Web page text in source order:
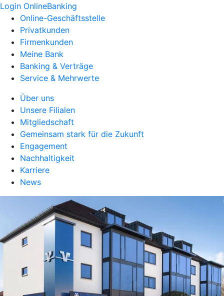
Login OnlineBanking
Online-Geschäftsstelle
Privatkunden
Firmenkunden
Meine Bank
Banking & Verträge
Service & Mehrwerte
Über uns
Unsere Filialen
Mitgliedschaft
Gemeinsam stark für die Zukunft
Engagement
Nachhaltigkeit
Karriere
News